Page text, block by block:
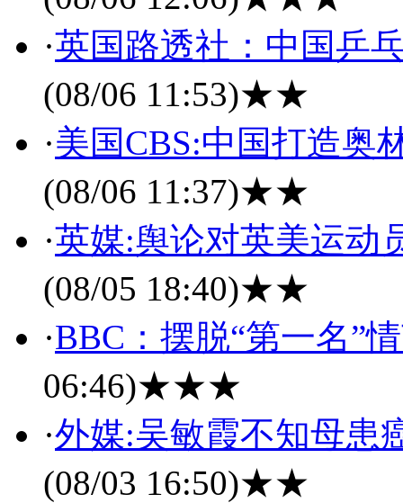
·英国路透社：中国乒
(08/06 11:53)★★
·美国CBS:中国打造奥
(08/06 11:37)★★
·英媒:舆论对英美运动
(08/05 18:40)★★
·BBC：摆脱“第一名”
06:46)★★★
·外媒:吴敏霞不知母患
(08/03 16:50)★★